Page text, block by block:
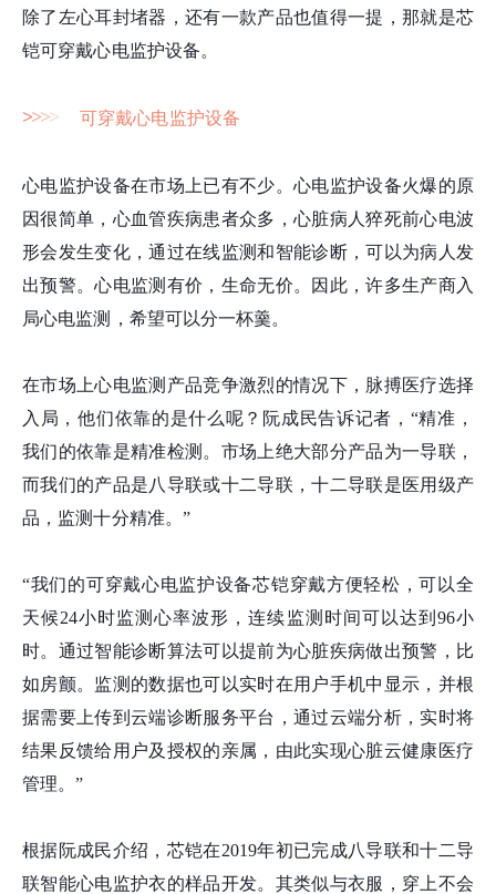
除了左心耳封堵器，还有一款产品也值得一提，那就是芯
铠可穿戴心电监护设备。
>>>> 可穿戴心电监护设备
心电监护设备在市场上已有不少。心电监护设备火爆的原
因很简单，心血管疾病患者众多，心脏病人猝死前心电波
形会发生变化，通过在线监测和智能诊断，可以为病人发
出预警。心电监测有价，生命无价。因此，许多生产商入
局心电监测，希望可以分一杯羹。
在市场上心电监测产品竞争激烈的情况下，脉搏医疗选择
入局，他们依靠的是什么呢？阮成民告诉记者，“精准，
我们的依靠是精准检测。市场上绝大部分产品为一导联，
而我们的产品是八导联或十二导联，十二导联是医用级产
品，监测十分精准。”
“我们的可穿戴心电监护设备芯铠穿戴方便轻松，可以全
天候24小时监测心率波形，连续监测时间可以达到96小
时。通过智能诊断算法可以提前为心脏疾病做出预警，比
如房颤。监测的数据也可以实时在用户手机中显示，并根
据需要上传到云端诊断服务平台，通过云端分析，实时将
结果反馈给用户及授权的亲属，由此实现心脏云健康医疗
管理。”
根据阮成民介绍，芯铠在2019年初已完成八导联和十二导
联智能心电监护衣的样品开发。其类似与衣服，穿上不会